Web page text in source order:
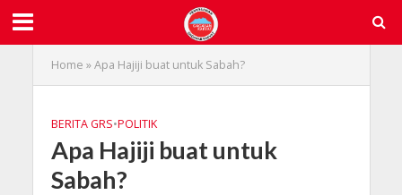
Home »Apa Hajiji buat untuk Sabah?
BERITA GRS•POLITIK
Apa Hajiji buat untuk
Sabah?